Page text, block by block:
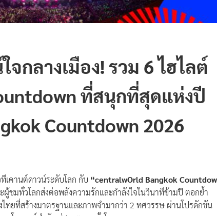
กลางเมือง! รวม 6 ไฮไลต์
ที่สนุกที่สุดแห่งปี
Countdown 2026
เคานต์ดาวน์ระดับโลก กับ
ชมทั่วโลกส่งต่อพลังความรักและกำลังใจในวินาทีข้ามปี ตอกย้ำ
ทยที่สร้างมาตรฐานและภาพจำมากว่า 2 ทศวรรษ ผ่านโปรดักชัน
อดโมเมนต์สำคัญสู่สายตาคนทั้งโลก